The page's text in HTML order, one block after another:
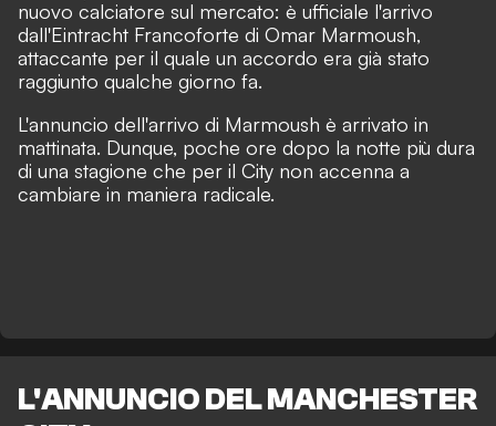
nuovo calciatore sul mercato: è ufficiale l'arrivo
dall'Eintracht Francoforte di Omar Marmoush,
attaccante per il quale un accordo era già stato
raggiunto qualche giorno fa.
L'annuncio dell'arrivo di Marmoush è arrivato in
mattinata. Dunque, poche ore dopo la notte più dura
di una stagione che per il City non accenna a
cambiare in maniera radicale.
L'ANNUNCIO DEL MANCHESTER